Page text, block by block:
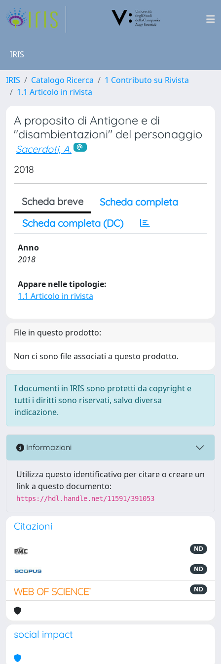
IRIS
IRIS Catalogo Ricerca
1 Contributo su Rivista
1.1 Articolo in rivista
A proposito di Antigone e di
"disambientazioni" del personaggio
Sacerdoti, A.
2018
Scheda breve
Scheda completa
Scheda completa (DC)
Anno
2018
Appare nelle tipologie:
1.1 Articolo in rivista
File in questo prodotto:
Non ci sono file associati a questo prodotto.
I documenti in IRIS sono protetti da copyright e
tutti i diritti sono riservati, salvo diversa
indicazione.
Informazioni
Utilizza questo identificativo per citare o creare un
link a questo documento:
https://hdl.handle.net/11591/391053
Citazioni
ND
ND
ND
social impact